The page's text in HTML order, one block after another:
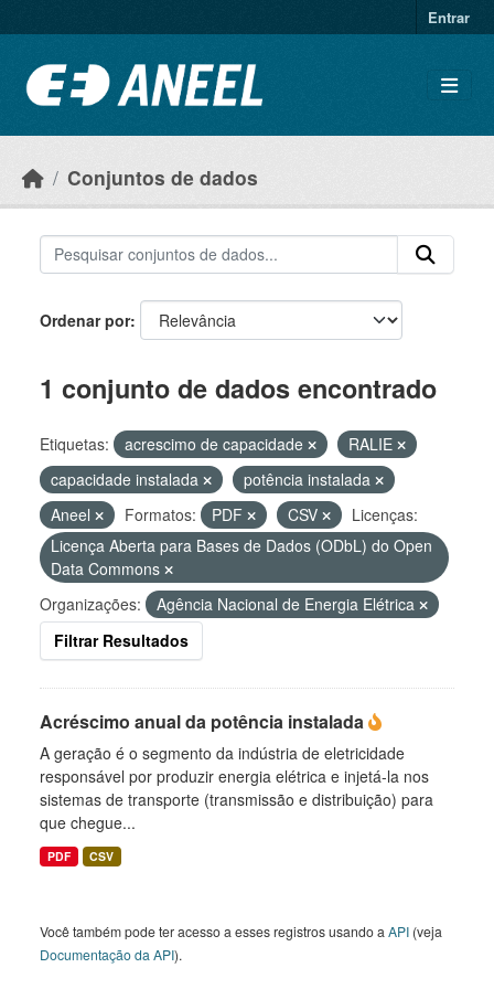
Entrar
Conjuntos de dados
Ordenar por
1 conjunto de dados encontrado
Etiquetas: acrescimo de capacidade
RALIE
capacidade instalada
potência instalada
Aneel
Formatos: PDF CSV
Licenças:
Licença Aberta para Bases de Dados (ODbL) do Open
Data Commons
Organizações:
Agência Nacional de Energia Elétrica
Filtrar Resultados
Acréscimo anual da potência instalada
A geração é o segmento da indústria de eletricidade
responsável por produzir energia elétrica e injetá-la nos
sistemas de transporte (transmissão e distribuição) para
que chegue...
PDF CSV
Você também pode ter acesso a esses registros usando a API (veja
Documentação da API).